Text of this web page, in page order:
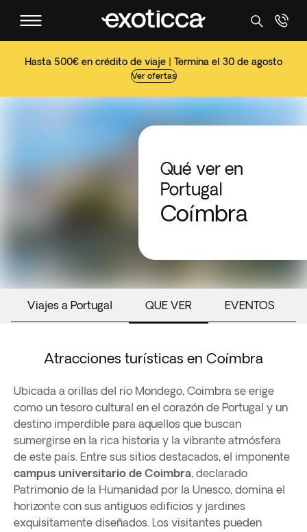
Hasta 500€ en crédito de viaje | Termina el 30 de agosto
Ver ofertas
Qué ver en
Portugal
Coímbra
Viajes a Portugal QUE VER EVENTOS
Atracciones turísticas en Coímbra
Ubicada a orillas del río Mondego, Coimbra se erige
como un tesoro cultural en el corazón de Portugal y un
destino imperdible para aquellos que buscan
sumergirse en la rica historia y la vibrante atmósfera
de este país. Entre sus sitios destacados, el imponente
campus universitario de Coimbra, declarado
Patrimonio de la Humanidad por la Unesco, domina el
horizonte con sus antiguos edificios y jardines
exquisitamente diseñados. Los visitantes pueden